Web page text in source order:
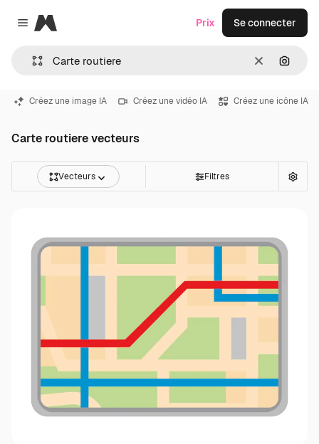
Close menu
Magnific
Effacer
Prix Se connecter
Créez une image IA Créez une vidéo IA Créez une icône IA
Carte routiere vecteurs
Vecteurs Filtres